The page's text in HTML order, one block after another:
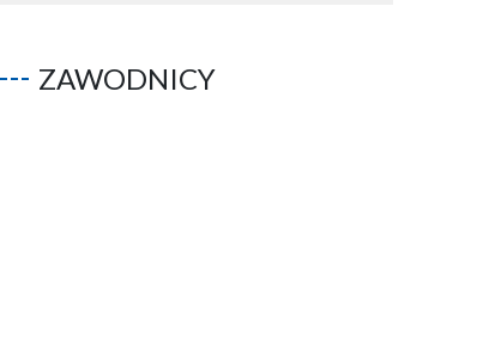
ZAWODNICY